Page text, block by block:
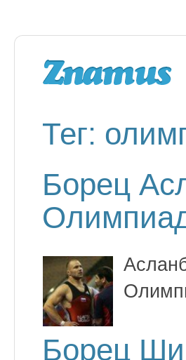
Тег:
Борец
Борец